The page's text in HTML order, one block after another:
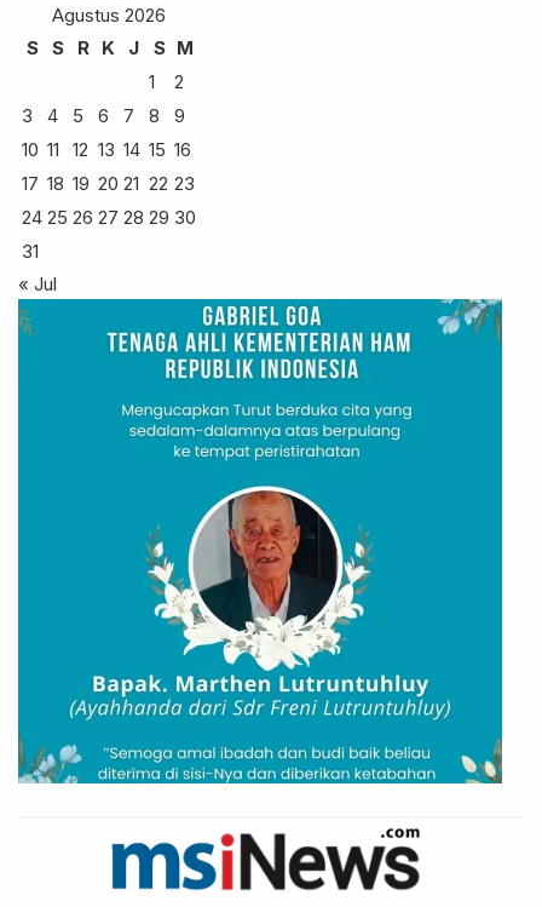
Agustus 2026
S
S R K J S M
1
2
3
4 5 6 7 8
9
10 11 12 13 14 15 16
17 18 19 20 21 22 23
24 25 26 27 28 29 30
31
« Jul